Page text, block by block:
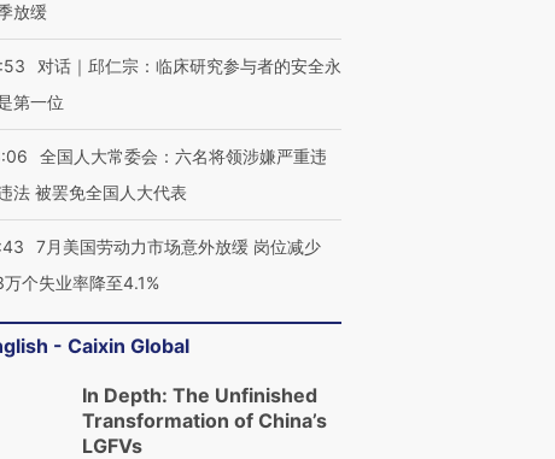
第四届链博
技“链”接产
【特别呈现】寻找100种
【商旅对话】华住集团
放缓
对话｜邱仁宗：临床研究参与者的安全永
第一位
全国人大常委会：六名将领涉嫌严重违
法 被罢免全国人大代表
7月美国劳动力市场意外放缓 岗位减少
万个失业率降至4.1%
- Caixin Global
In Depth: The Unfinished
Transformation of China’s
LGFVs